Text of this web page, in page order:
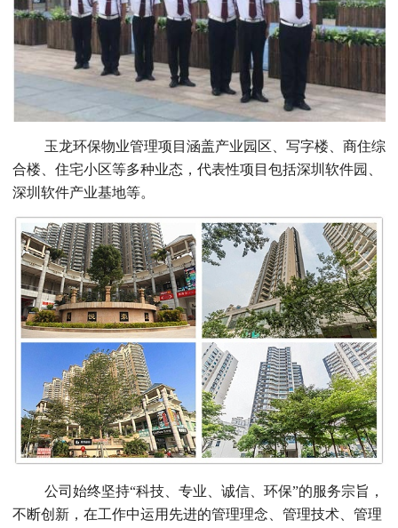
玉龙环保物业管理项目涵盖产业园区、写字楼、商住综
合楼、住宅小区等多种业态，代表性项目包括深圳软件园、
深圳软件产业基地等。
公司始终坚持“科技、专业、诚信、环保”的服务宗旨，
不断创新，在工作中运用先进的管理理念、管理技术、管理